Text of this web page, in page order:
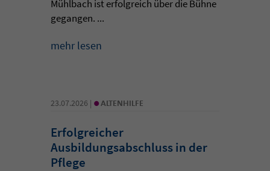
Mühlbach ist erfolgreich über die Bühne
gegangen. ...
mehr lesen
23.07.2026 | • ALTENHILFE
Erfolgreicher
Ausbildungsabschluss in der
Pflege